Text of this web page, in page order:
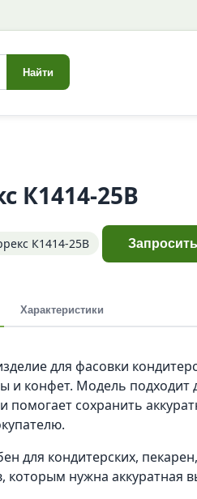
Найти
К1414-25В
К1414-25В
Характеристики
для фасовки
и конфет. Модель
помогает сохранить
для кондитерских,
которым нужна аккуратная